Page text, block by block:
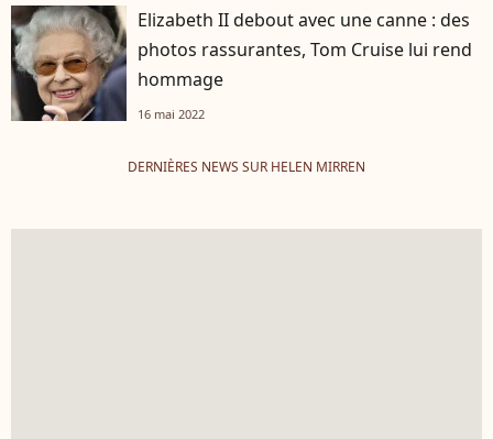
Elizabeth II debout avec une canne : des
photos rassurantes, Tom Cruise lui rend
hommage
16 mai 2022
DERNIÈRES NEWS SUR HELEN MIRREN